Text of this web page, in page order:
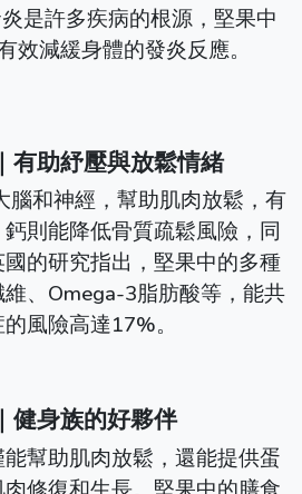
是許多疾病的根源，堅果中
效減緩身體的發炎反應。
有助紓壓與放鬆情緒
腦和神經，幫助肌肉放鬆，有
則能降低骨質疏鬆風險，同
的研究指出，堅果中的多種
、Omega-3脂肪酸等，能共
風險高達17%。
健身族的好夥伴
幫助肌肉放鬆，還能提供蛋